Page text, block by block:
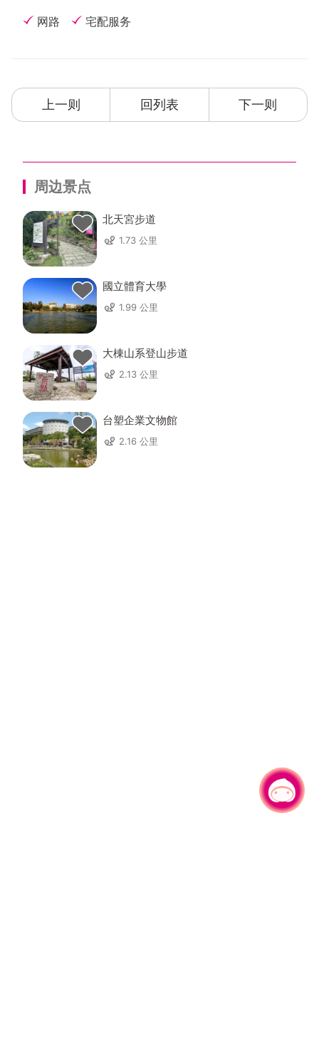
网路 宅配服务
上一则 回列表 下一则
周边景点
北天宮步道
1.73 公里
國立體育大學
1.99 公里
大棟山系登山步道
2.13 公里
台塑企業文物館
2.16 公里